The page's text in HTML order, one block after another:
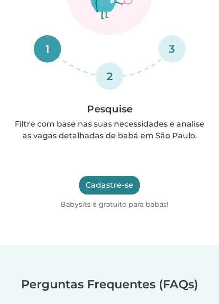
1
2
3
Pesquise
Filtre com base nas suas necessidades e analise
as vagas detalhadas de babá em São Paulo.
Cadastre-se
Babysits é gratuito para babás!
Perguntas Frequentes (FAQs)